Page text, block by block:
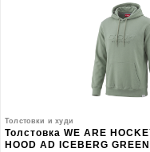
Толстовки и худи
Толстовка WE ARE
HOOD AD ICEBERG GREEN